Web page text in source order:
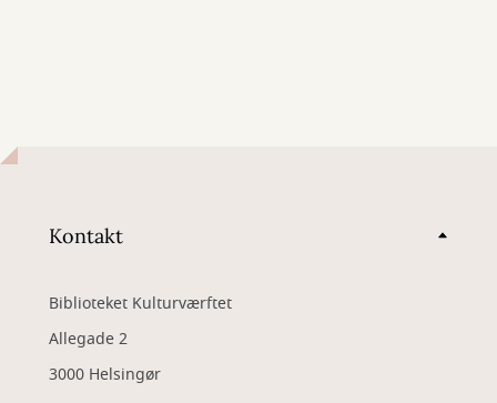
Kontakt
Biblioteket Kulturværftet
Allegade 2
3000 Helsingør